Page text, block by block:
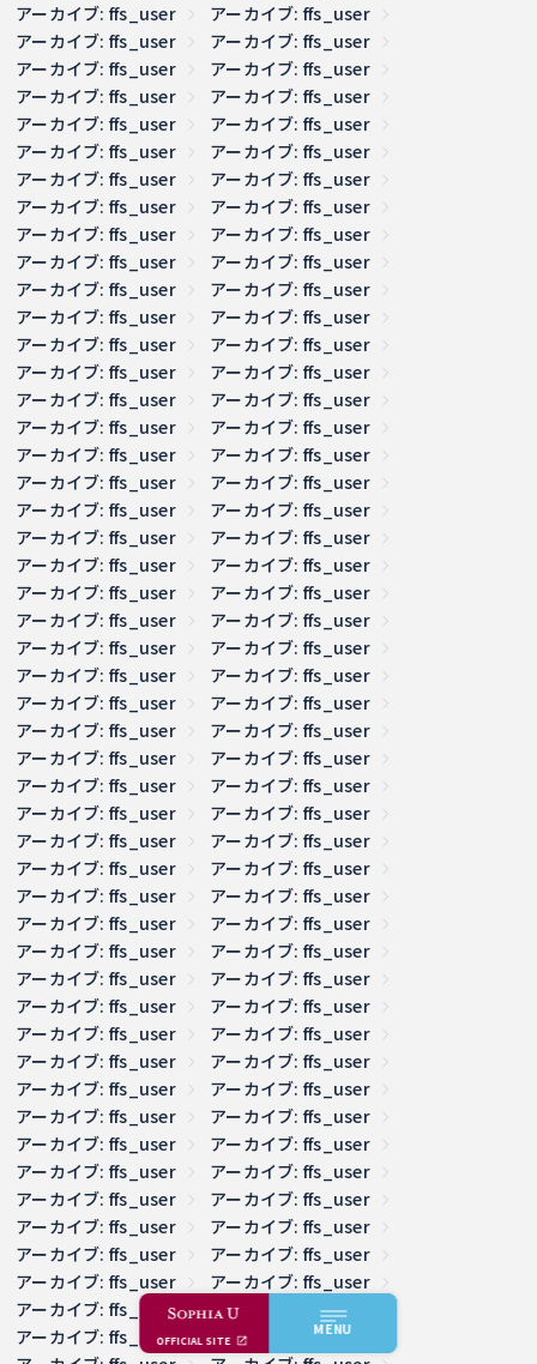
OFFICIAL SITE
MENU
アーカイブ: ffs_user
アーカイブ: ffs_user
アーカイブ: ffs_user
アーカイブ: ffs_user
アーカイブ: ffs_user
アーカイブ: ffs_user
アーカイブ: ffs_user
アーカイブ: ffs_user
アーカイブ: ffs_user
アーカイブ: ffs_user
アーカイブ: ffs_user
アーカイブ: ffs_user
アーカイブ: ffs_user
アーカイブ: ffs_user
アーカイブ: ffs_user
アーカイブ: ffs_user
アーカイブ: ffs_user
アーカイブ: ffs_user
アーカイブ: ffs_user
アーカイブ: ffs_user
アーカイブ: ffs_user
アーカイブ: ffs_user
アーカイブ: ffs_user
アーカイブ: ffs_user
アーカイブ: ffs_user
アーカイブ: ffs_user
アーカイブ: ffs_user
アーカイブ: ffs_user
アーカイブ: ffs_user
アーカイブ: ffs_user
アーカイブ: ffs_user
アーカイブ: ffs_user
アーカイブ: ffs_user
アーカイブ: ffs_user
アーカイブ: ffs_user
アーカイブ: ffs_user
アーカイブ: ffs_user
アーカイブ: ffs_user
アーカイブ: ffs_user
アーカイブ: ffs_user
アーカイブ: ffs_user
アーカイブ: ffs_user
アーカイブ: ffs_user
アーカイブ: ffs_user
アーカイブ: ffs_user
アーカイブ: ffs_user
アーカイブ: ffs_user
アーカイブ: ffs_user
アーカイブ: ffs_user
アーカイブ: ffs_user
アーカイブ: ffs_user
アーカイブ: ffs_user
アーカイブ: ffs_user
アーカイブ: ffs_user
アーカイブ: ffs_user
アーカイブ: ffs_user
アーカイブ: ffs_user
アーカイブ: ffs_user
アーカイブ: ffs_user
アーカイブ: ffs_user
アーカイブ: ffs_user
アーカイブ: ffs_user
アーカイブ: ffs_user
アーカイブ: ffs_user
アーカイブ: ffs_user
アーカイブ: ffs_user
アーカイブ: ffs_user
アーカイブ: ffs_user
アーカイブ: ffs_user
アーカイブ: ffs_user
アーカイブ: ffs_user
アーカイブ: ffs_user
アーカイブ: ffs_user
アーカイブ: ffs_user
アーカイブ: ffs_user
アーカイブ: ffs_user
アーカイブ: ffs_user
アーカイブ: ffs_user
アーカイブ: ffs_user
アーカイブ: ffs_user
アーカイブ: ffs_user
アーカイブ: ffs_user
アーカイブ: ffs_user
アーカイブ: ffs_user
アーカイブ: ffs_user
アーカイブ: ffs_user
アーカイブ: ffs_user
アーカイブ: ffs_user
アーカイブ: ffs_user
アーカイブ: ffs_user
アーカイブ: ffs_user
アーカイブ: ffs_user
アーカイブ: ffs_user
アーカイブ: ffs_user
アーカイブ: ffs_user
アーカイブ: ffs_user
アーカイブ: ffs_user
アーカイブ: ffs_user